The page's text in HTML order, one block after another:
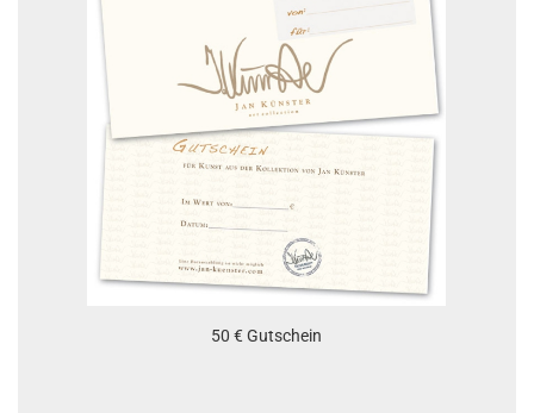
50 € Gutschein